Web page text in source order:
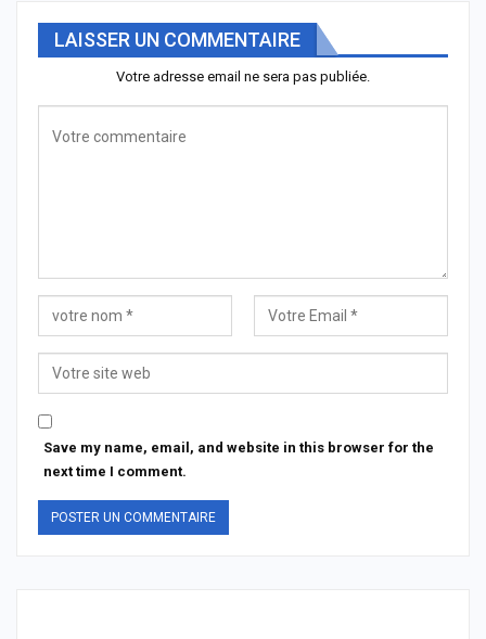
LAISSER UN COMMENTAIRE
Votre adresse email ne sera pas publiée.
Save my name, email, and website in this browser for the
next time I comment.